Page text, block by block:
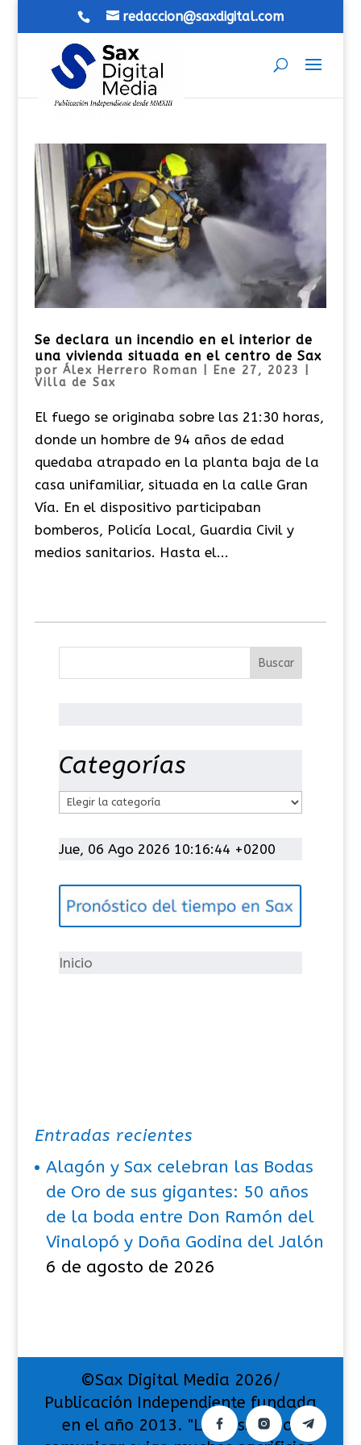
redaccion@saxdigital.com
Se declara un incendio en el interior de
una vivienda situada en el centro de Sax
por Álex Herrero Roman Ene 27, 2023
Villa de Sax
El fuego se originaba sobre las 21:30 horas,
donde un hombre de 94 años de edad
quedaba atrapado en la planta baja de la
casa unifamiliar, situada en la calle Gran
Vía. En el dispositivo participaban
bomberos, Policía Local, Guardia Civil y
medios sanitarios. Hasta el...
Categorías
t
g
í
Jue, 06 Ago 2026 10:16:44 +0200
Inicio
Entradas recientes
Alagón y Sax celebran las Bodas
de Oro de sus gigantes: 50 años
de la boda entre Don Ramón del
Vinalopó y Doña Godina del Jalón
6 de agosto de 2026
©Sax Digital Media 2026/
Publicación Independiente fundada
en el año 2013. "La pasión por